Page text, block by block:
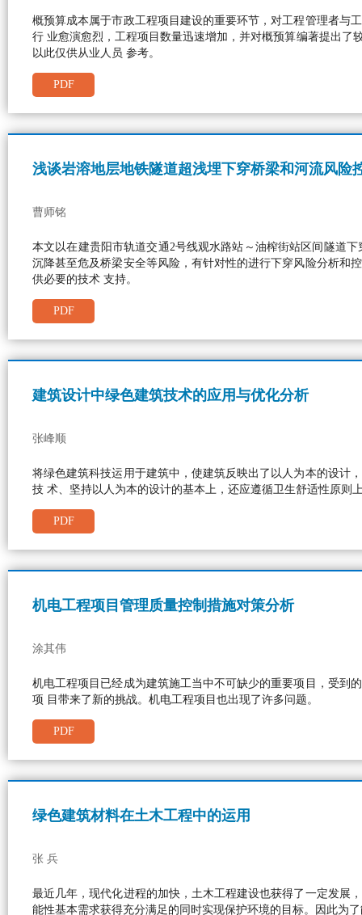
概预算成本属于市政工程项目建设的重要环节，对工程管理者与
行 业愈演愈烈，工程项目数量迅速增加，并对概预算编著提出
以此仅供从业人员 参考。
PDF
浅谈岩溶地层地铁隧道超浅埋下穿桥梁和河流风险
曹师铭
本文以在建贵阳市轨道交通2号线观水路站～油榨街站区间隧道
沉降甚至危及桥梁安全等风险，有针对性的进行下穿风险分析和
供必要的技术 支持。
PDF
建筑设计中绿色建筑技术的应用与优化分析
张峰顺
将绿色建筑科技运用于建筑中，使建筑反映出了以人为本的设计
技 术、坚持以人为本的设计的基本上，还应遵循卫生舒适性原则
PDF
机电工程项目管理质量控制措施对策分析
涂其伟
机电工程项目已经成为建筑施工当中不可缺少的重要项目，受到
项 目带来了新的挑战。机电工程项目也出现了许多问题。
PDF
绿色建筑材料在土木工程中的运用
张 兵
最近几年，现代化进程的加快，土木工程建设也获得了一定发展
能性基本需求获得充分满足的同时实现保护环境的目标。因此为